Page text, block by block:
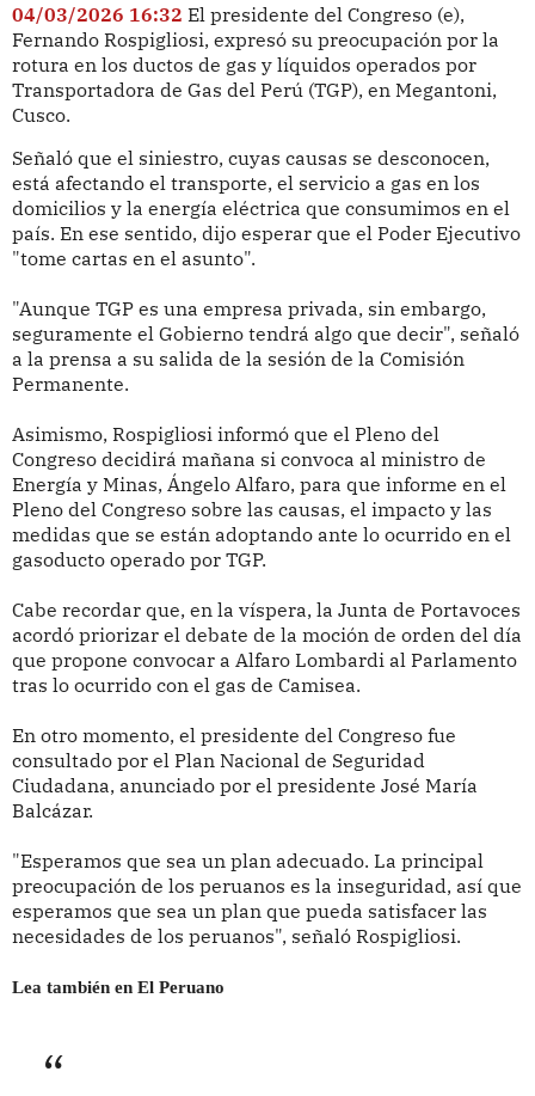
04/03/2026 16:32 El presidente del Congreso (e),
Fernando Rospigliosi, expresó su preocupación por la
rotura en los ductos de gas y líquidos operados por
Transportadora de Gas del Perú (TGP), en Megantoni,
Cusco.
Señaló que el siniestro, cuyas causas se desconocen,
está afectando el transporte, el servicio a gas en los
domicilios y la energía eléctrica que consumimos en el
país. En ese sentido, dijo esperar que el Poder Ejecutivo
"tome cartas en el asunto".
"Aunque TGP es una empresa privada, sin embargo,
seguramente el Gobierno tendrá algo que decir", señaló
a la prensa a su salida de la sesión de la Comisión
Permanente.
Asimismo, Rospigliosi informó que el Pleno del
Congreso decidirá mañana si convoca al ministro de
Energía y Minas, Ángelo Alfaro, para que informe en el
Pleno del Congreso sobre las causas, el impacto y las
medidas que se están adoptando ante lo ocurrido en el
gasoducto operado por TGP.
Cabe recordar que, en la víspera, la Junta de Portavoces
acordó priorizar el debate de la moción de orden del día
que propone convocar a Alfaro Lombardi al Parlamento
tras lo ocurrido con el gas de Camisea.
En otro momento, el presidente del Congreso fue
consultado por el Plan Nacional de Seguridad
Ciudadana, anunciado por el presidente José María
Balcázar.
"Esperamos que sea un plan adecuado. La principal
preocupación de los peruanos es la inseguridad, así que
esperamos que sea un plan que pueda satisfacer las
necesidades de los peruanos", señaló Rospigliosi.
Lea también en El Peruano